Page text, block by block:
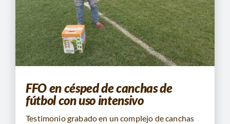
CONTACTO
BUSCAR:
FFO en césped de canchas de
fútbol con uso intensivo
Testimonio grabado en un complejo de canchas